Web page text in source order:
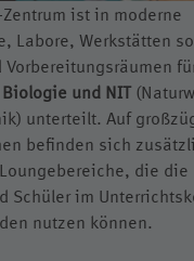
ist in moderne
Labore, Werkstätten
Vorbereitungsräumen
und NIT
unterteilt. Auf
befinden sich
die die
Schüler im
nutzen können.